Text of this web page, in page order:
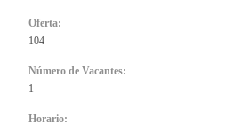
Oferta:
104
Número de Vacantes:
1
Horario: